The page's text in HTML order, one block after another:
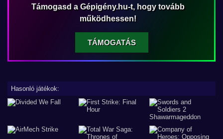
Támogasd a Gépigény.hu-t, hogy tovább
működhessen!
TÁMOGATÁS
Hasonló játékok: